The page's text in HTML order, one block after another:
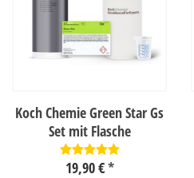
Koch Chemie Green Star Gs
Set mit Flasche
19,90 €*